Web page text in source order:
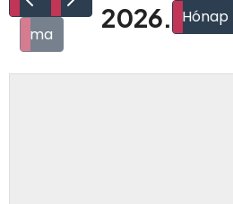
ma
2026. Hónap